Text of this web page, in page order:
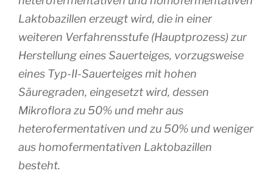
Laktobazillen erzeugt wird, die in einer
weiteren Verfahrensstufe (Hauptprozess) zur
Herstellung eines Sauerteiges, vorzugsweise
eines Typ-II-Sauerteiges mit hohen
Säuregraden, eingesetzt wird, dessen
Mikroflora zu 50% und mehr aus
heterofermentativen und zu 50% und weniger
aus homofermentativen Laktobazillen
besteht.